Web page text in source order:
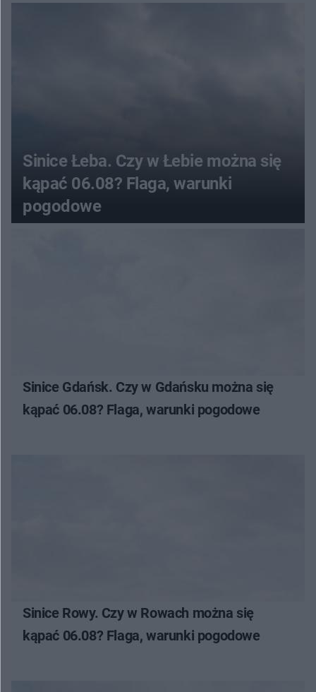
Sinice Łeba. Czy w Łebie można się
kąpać 06.08? Flaga, warunki
pogodowe
Sinice Gdańsk. Czy w Gdańsku można się
kąpać 06.08? Flaga, warunki pogodowe
Sinice Rowy. Czy w Rowach można się
kąpać 06.08? Flaga, warunki pogodowe